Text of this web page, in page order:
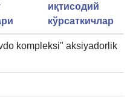
иқтисодий
кўрсаткичлар
kompleksi" aksiyadorlik